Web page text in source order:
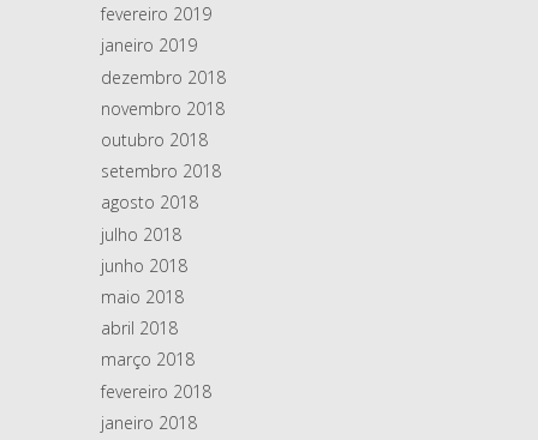
fevereiro 2019
janeiro 2019
dezembro 2018
novembro 2018
outubro 2018
setembro 2018
agosto 2018
julho 2018
junho 2018
maio 2018
abril 2018
março 2018
fevereiro 2018
janeiro 2018